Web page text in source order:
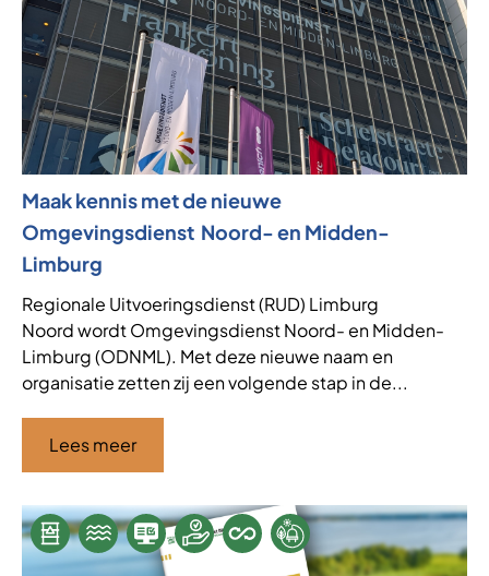
Maak kennis met de nieuwe
Omgevingsdienst Noord- en Midden-
Limburg
Regionale Uitvoeringsdienst (RUD) Limburg
Noord wordt Omgevingsdienst Noord- en Midden-
Limburg (ODNML). Met deze nieuwe naam en
organisatie zetten zij een volgende stap in de...
Lees meer